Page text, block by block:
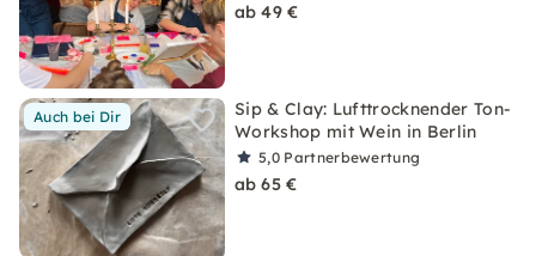
ab 49 €
Auch bei Dir
Sip & Clay: Lufttrocknender Ton-
Workshop mit Wein in Berlin
5,0 Partnerbewertung
ab 65 €